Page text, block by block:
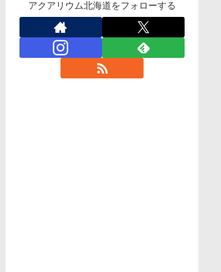
アクアリウム北海道をフォローする